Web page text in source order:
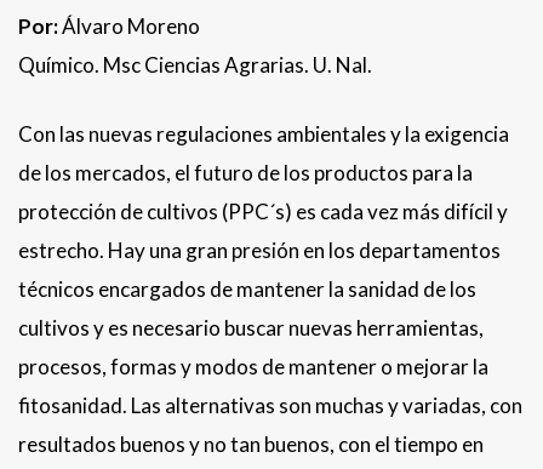
Por:Álvaro Moreno
Químico. Msc Ciencias Agrarias. U. Nal.
Con las nuevas regulaciones ambientales y la exigencia
de los mercados, el futuro de los productos para la
protección de cultivos (PPC´s) es cada vez más difícil y
estrecho. Hay una gran presión en los departamentos
técnicos encargados de mantener la sanidad de los
cultivos y es necesario buscar nuevas herramientas,
procesos, formas y modos de mantener o mejorar la
fitosanidad. Las alternativas son muchas y variadas, con
resultados buenos y no tan buenos, con el tiempo en